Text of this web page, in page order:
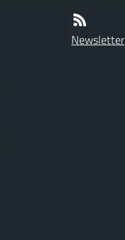
Newsletter